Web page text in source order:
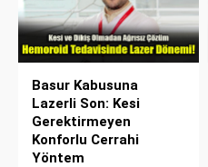
Basur Kabusuna
Lazerli Son: Kesi
Gerektirmeyen
Konforlu Cerrahi
Yöntem